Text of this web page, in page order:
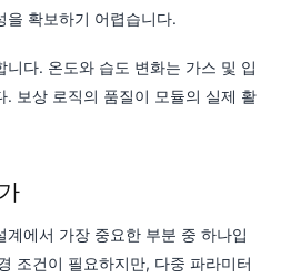
을 확보하기 어렵습니다.
다. 온도와 습도 변화는 가스 및 입
. 보상 로직의 품질이 모듈의 실제 활
계에서 가장 중요한 부분 중 하나입
조건이 필요하지만, 다중 파라미터